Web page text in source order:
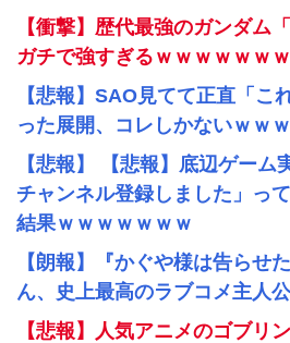
【衝撃】歴代最強のガンダム
ガチで強すぎるｗｗｗｗｗｗｗ
【悲報】SAO見てて正直「こ
った展開、コレしかないｗｗ
【悲報】 【悲報】底辺ゲーム
チャンネル登録しました」っ
結果ｗｗｗｗｗｗｗ
【朗報】『かぐや様は告らせ
ん、史上最高のラブコメ主人
【悲報】人気アニメのゴブリ